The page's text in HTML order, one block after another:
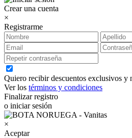
Crear una cuenta
×
Registrarme
Quiero recibir descuentos exclusivos y
Ver los términos y condiciones
Finalizar registro
o iniciar sesión
×
Aceptar